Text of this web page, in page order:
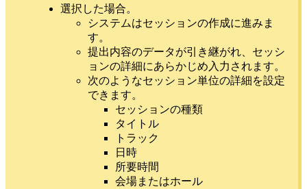
選択した場合。
システムはセッションの作成に進みま
す。
提出内容のデータが引き継がれ、セッシ
ョンの詳細にあらかじめ入力されます。
次のようなセッション単位の詳細を設定
できます。
セッションの種類
タイトル
トラック
日時
所要時間
会場またはホール